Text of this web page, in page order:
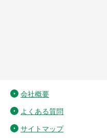
会社概要
よくある質問
サイトマップ